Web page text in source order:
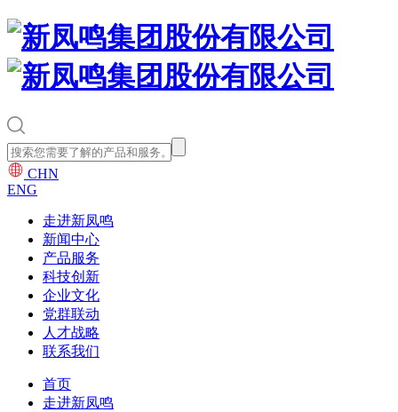
CHN
ENG
走进新凤鸣
新闻中心
产品服务
科技创新
企业文化
党群联动
人才战略
联系我们
首页
走进新凤鸣